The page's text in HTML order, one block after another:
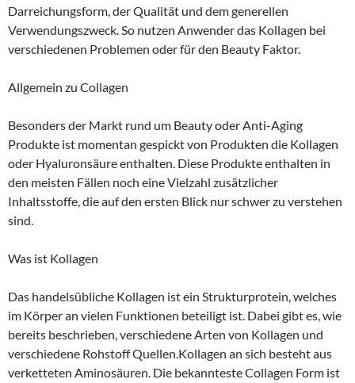
Darreichungsform, der Qualität und dem generellen
Verwendungszweck. So nutzen Anwender das Kollagen bei
verschiedenen Problemen oder für den Beauty Faktor.
Allgemein zu Collagen
Besonders der Markt rund um Beauty oder Anti-Aging
Produkte ist momentan gespickt von Produkten die Kollagen
oder Hyaluronsäure enthalten. Diese Produkte enthalten in
den meisten Fällen noch eine Vielzahl zusätzlicher
Inhaltsstoffe, die auf den ersten Blick nur schwer zu verstehen
sind.
Was ist Kollagen
Das handelsübliche Kollagen ist ein Strukturprotein, welches
im Körper an vielen Funktionen beteiligt ist. Dabei gibt es, wie
bereits beschrieben, verschiedene Arten von Kollagen und
verschiedene Rohstoff Quellen.Kollagen an sich besteht aus
verketteten Aminosäuren. Die bekannteste Collagen Form ist